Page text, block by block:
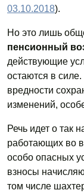
03.10.2018).
Но это лишь
пенсионный
действующие
остаются в
вредности
изменений,
Речь идет о так
работающих во
особо опасных
взносы
том числе